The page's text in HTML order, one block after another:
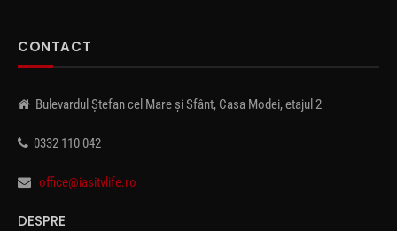
CONTACT
Bulevardul Ștefan cel Mare și Sfânt, Casa Modei, etajul 2
0332 110 042
office@iasitvlife.ro
DESPRE